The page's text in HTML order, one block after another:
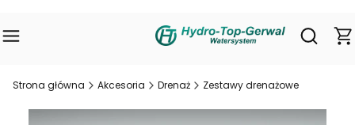
Otwórz
Strona główna Akcesoria Drenaż Zestawy drenażowe